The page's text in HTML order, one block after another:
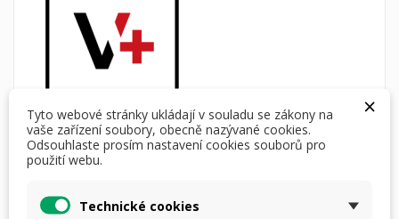
Vision +
Specifikace Produktu
Rozlišení senzoru
384x288px - 2.
NETD - Citlivost senzoru
na teplotní rozdíly
×
Tyto webové stránky ukládají v souladu se zákony na
vaše zařízení soubory, obecně nazývané cookies.
Odsouhlaste prosím nastavení cookies souborů pro
použití webu.
Technické cookies